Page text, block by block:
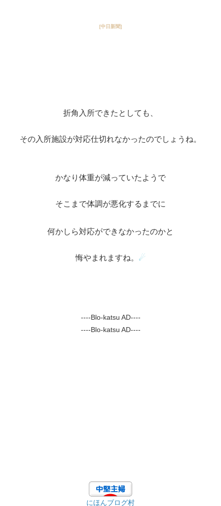
[中日新聞]
折角入所できたとしても、
その入所施設が対応仕切れなかったのでしょうね。
かなり体重が減っていたようで
そこまで体調が悪化するまでに
何かしら対応ができなかったのかと
悔やまれますね。 ☄
----Blo-katsu AD----
----Blo-katsu AD----
にほんブログ村